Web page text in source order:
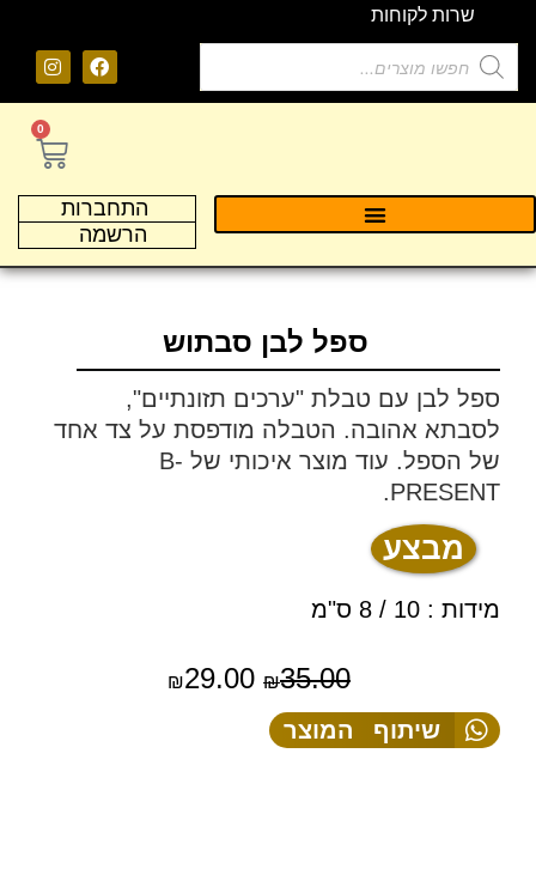
שרות לקוחות
התחברות
הרשמה
0
ספל לבן סבתוש
ספל לבן עם טבלת "ערכים תזונתיים",
לסבתא אהובה. הטבלה מודפסת על צד אחד
של הספל. עוד מוצר איכותי של B-
PRESENT.
מבצע
מידות : 10 / 8 ס"מ
₪35.00
₪29.00
שיתוף המוצר